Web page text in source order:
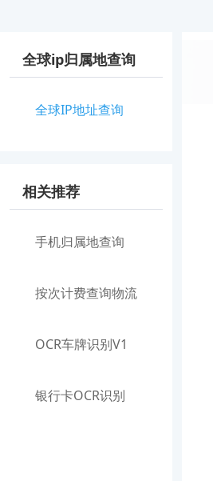
全球ip归属地查询
全球IP地址查询
相关推荐
手机归属地查询
按次计费查询物流
OCR车牌识别V1
银行卡OCR识别